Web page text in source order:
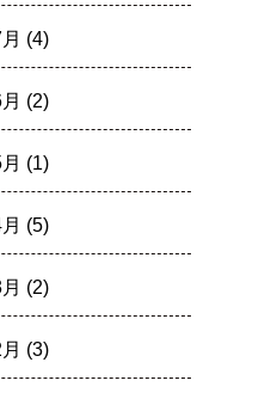
(4)
(2)
(1)
(5)
(2)
(3)